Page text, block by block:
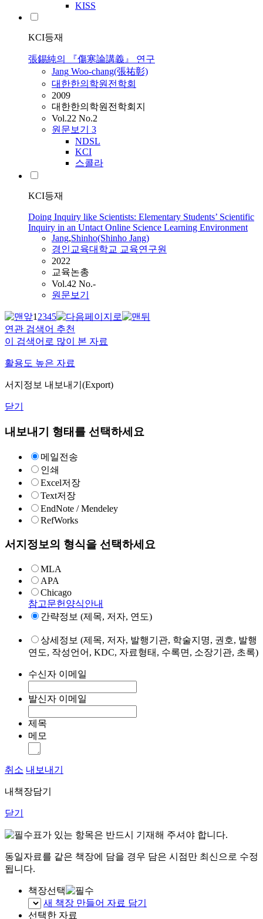
KISS
KCI등재
張錫純의 『傷寒論講義』 연구
Jang Woo-chang(張祐彰)
대한한의학원전학회
2009
대한한의학원전학회지
Vol.22 No.2
원문보기 3
NDSL
KCI
스콜라
KCI등재
Doing Inquiry like Scientists: Elementary Students’ Scientific
Inquiry in an Untact Online Science Learning Environment
Jang,Shinho(Shinho Jang)
경인교육대학교 교육연구원
2022
교육논총
Vol.42 No.-
원문보기
12345
연관 검색어 추천
이 검색어로 많이 본 자료
활용도 높은 자료
서지정보 내보내기(Export)
닫기
내보내기 형태를 선택하세요
메일전송
인쇄
Excel저장
Text저장
EndNote / Mendeley
RefWorks
서지정보의 형식을 선택하세요
MLA
APA
Chicago
참고문헌양식안내
간략정보 (제목, 저자, 연도)
상세정보 (제목, 저자, 발행기관, 학술지명, 권호, 발행
연도, 작성언어, KDC, 자료형태, 수록면, 소장기관, 초록)
수신자 이메일
발신자 이메일
제목
메모
취소 내보내기
내책장담기
닫기
표가 있는 항목은 반드시 기재해 주셔야 합니다.
동일자료를 같은 책장에 담을 경우 담은 시점만 최신으로 수정
됩니다.
책장선택
새 책장 만들어 자료 담기
선택한 자료